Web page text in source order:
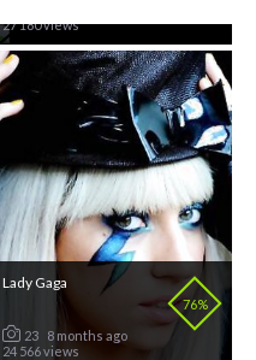
27 180 views
76%
Lady Gaga
23
8 months ago
24 566 views